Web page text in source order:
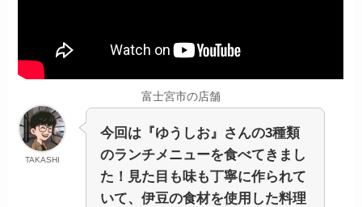
富士宮市の店舗
TAKASHI
今回は『ゆうしお』さんの3種類
のランチメニューを食べてきまし
た！見た目も味も丁寧に作られて
いて、伊豆の食材を使用した料理